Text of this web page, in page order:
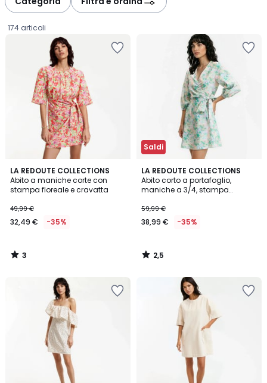
174 articoli
LA REDOUTE COLLECTIONS
Abito a maniche corte con
stampa floreale e cravatta
€
Invece
49,99
€
applicato.
49,99 €
32,49 € -35%
3
/
5
3
/
Saldi
LA REDOUTE COLLECTIONS
Abito corto a portafoglio,
maniche a 3/4, stampa
59,99 €
38,99 € -35%
2,5
/ 5
2,5
/